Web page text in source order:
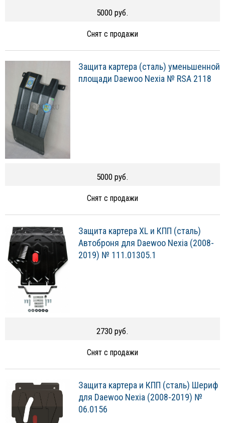
5000 руб.
Снят с продажи
Защита картера (сталь) уменьшенной
площади Daewoo Nexia № RSA 2118
5000 руб.
Снят с продажи
Защита картера XL и КПП (сталь)
Автоброня для Daewoo Nexia (2008-
2019) № 111.01305.1
2730 руб.
Снят с продажи
Защита картера и КПП (сталь) Шериф
для Daewoo Nexia (2008-2019) №
06.0156